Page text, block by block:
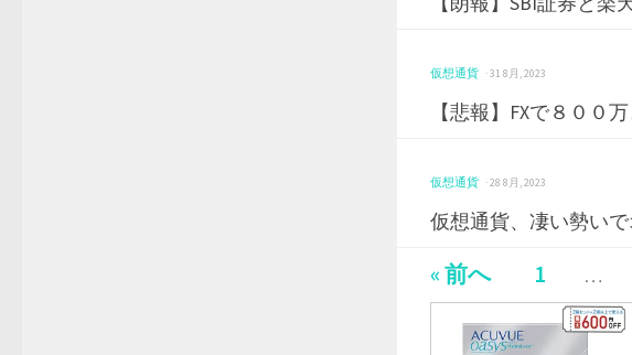
仮想通貨 · 31 8月, 2023
【悲報】FXで８００
仮想通貨 · 28 8月, 2023
仮想通貨、凄い勢い
« 前へ 1 …